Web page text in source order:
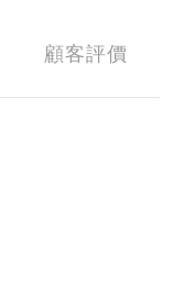
顧客評價